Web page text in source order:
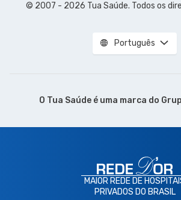
© 2007 - 2026 Tua Saúde. Todos os
Português
O Tua Saúde é uma marca do
MAIOR REDE DE
PRIVADOS DO BRASIL